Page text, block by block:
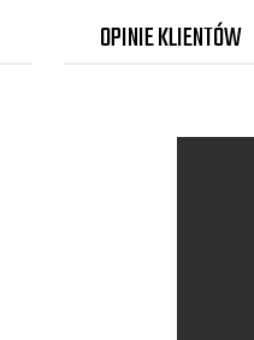
OPINIE KLIENTÓW